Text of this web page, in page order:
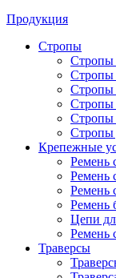
Продукция
Стропы
Стропы
Стропы
Стропы
Стропы
Стропы
Стропы
Крепежные
Ремень
Ремень
Ремень
Ремень
Цепи
Ремень
Траверсы